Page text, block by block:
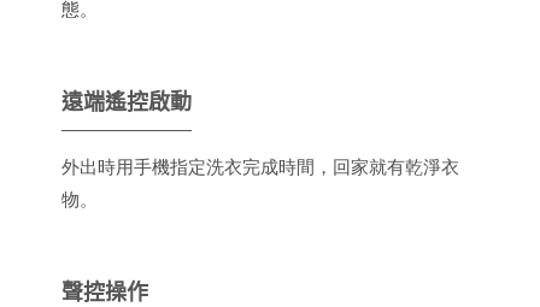
態。
遠端遙控啟動
外出時用手機指定洗衣完成時間，回家就有乾淨衣
物。
聲控操作